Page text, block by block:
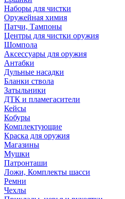
Наборы для чистки
Оружейная химия
Патчи, Тампоны
Центры для чистки оружия
Шомпола
Аксессуары для оружия
Антабки
Дульные насадки
Бланки ствола
Затыльники
ДТК и пламегасители
Кейсы
Кобуры
Комплектующие
Краска для оружия
Магазины
Мушки
Патронташи
Ложи, Комплекты шасси
Ремни
Чехлы